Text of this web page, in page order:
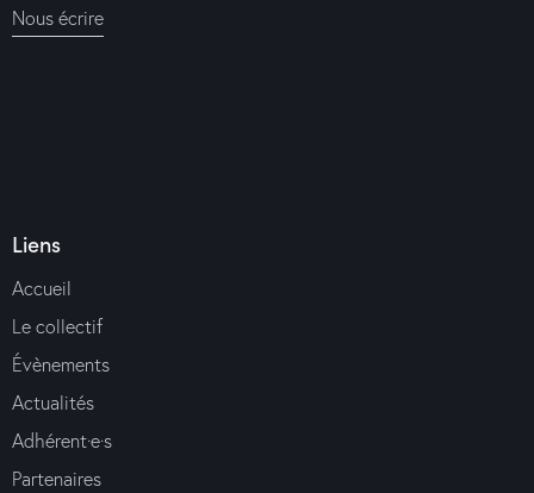
Nous écrire
Liens
Accueil
Le collectif
Évènements
Actualités
Adhérent·e·s
Partenaires